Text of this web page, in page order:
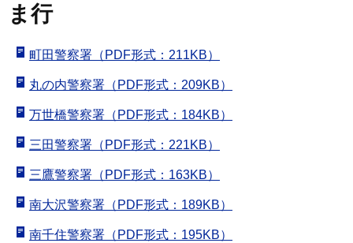
ま行
町田警察署（PDF形式：211KB）
丸の内警察署（PDF形式：209KB）
万世橋警察署（PDF形式：184KB）
三田警察署（PDF形式：221KB）
三鷹警察署（PDF形式：163KB）
南大沢警察署（PDF形式：189KB）
南千住警察署（PDF形式：195KB）